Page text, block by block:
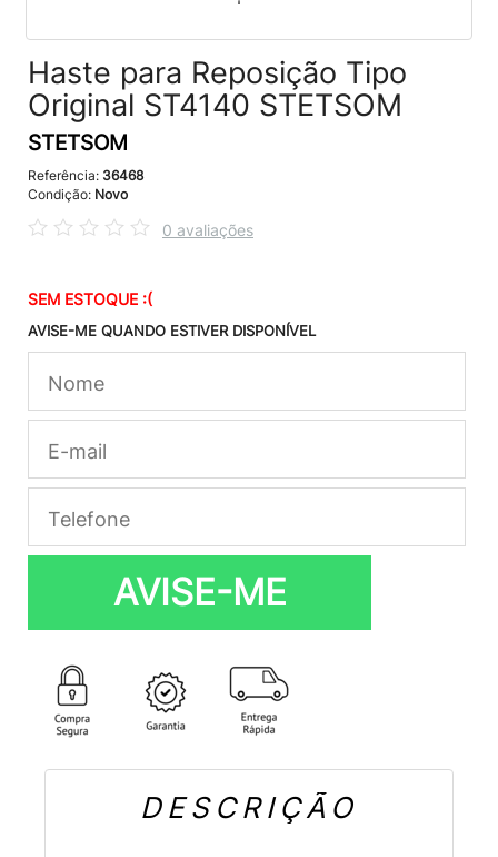
Haste para Reposição Tipo
Original ST4140 STETSOM
STETSOM
Referência: 36468
Condição: Novo
0 avaliações
SEM ESTOQUE :(
AVISE-ME QUANDO ESTIVER DISPONÍVEL
AVISE-ME
DESCRIÇÃO